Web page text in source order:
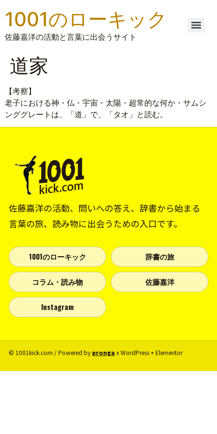
1001のローキック
佐藤嘉洋の活動と言葉に出会うサイト
道家
【考察】
老子における神・仏・宇宙・太陽・超常的な何か・サムシ
ンググレートは、「道」で、「タオ」と読む。
佐藤嘉洋の活動、問いへの答え、辞書から始まる
言葉の旅、読み物に出会うための入口です。
1001のローキック 辞書の旅
コラム・読み物 佐藤嘉洋
Instagram
© 1001kick.com / Powered by prongax WordPress + Elementor